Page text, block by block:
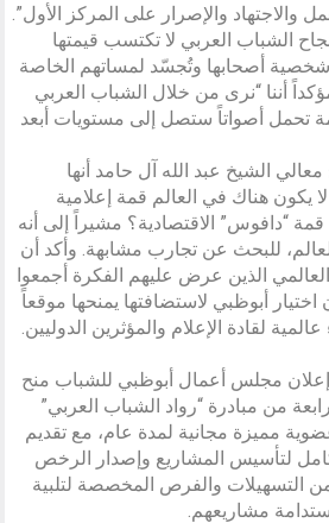
والاجتهاد والإصرار على المركز الأول”.
الشباب العربي لا تكتسب قيمتها
شخصية أصحابها وتُجسّد لمساتهم الخاصة
أننا “نرى من خلال الشباب العربي
تحمل أصواتاً ستصل إلى مستويات أبعد
الشيخ عبد الله آل حامد أنها
يكون هناك في العالم قمة إعلامية
“دافوس” الاقتصادية؟ مشيراً إلى أنه
للبحث عن تجارب مشابهة. وأكد أن
العالمي الذين عرض عليهم الفكرة أجمعوا
أبوظبي لاستضافتها يمنحها موقعاً
لقادة الإعلام والمؤثرين الدوليين.
مجلس أعمال أبوظبي للشباب منح
من مبادرة “رواد الشباب العربي”
مميزة مجانية لمدة عام، مع تقديم
لتأسيس المشاريع وإصدار الرخص
التسهيلات والفرص المخصصة لتلبية
مشاريعهم.